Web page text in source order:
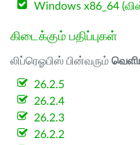
Windows x86_64
கிடைக்கும் பதிப்புகள்
லிப்ரெஓபிஸ் பின்வரும்
26.2.5
26.2.4
26.2.3
26.2.2